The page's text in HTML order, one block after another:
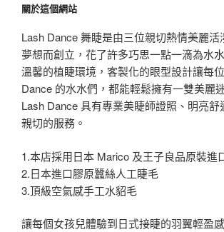
關於這個網站
Lash Dance 舞睫是由三位親切熱情美麗
夢想而創立，花了許多巧思一點一滴為水
溫馨的植睫環境，客製化的眼型設計讓每
Dance 的水水們，都能輕鬆擁有一雙美麗
Lash Dance 具有專業美睫師證照、明亮
親切的服務。
1.本店採用日本 Marico 及王子良品原裝進
2.日本進口膠原蠶絲人工睫毛
3.頂級空氣感手工水貂毛
讓每個女孩兒體驗到日式接睫的羽翼輕盈